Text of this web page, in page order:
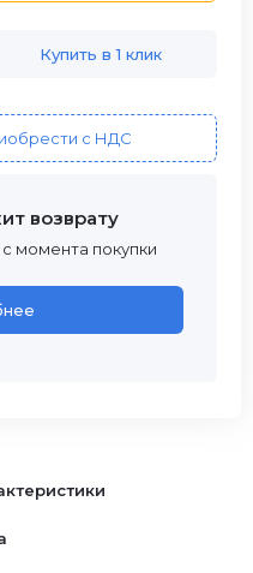
Купить в 1 клик
с НДС
возврату
момента покупки